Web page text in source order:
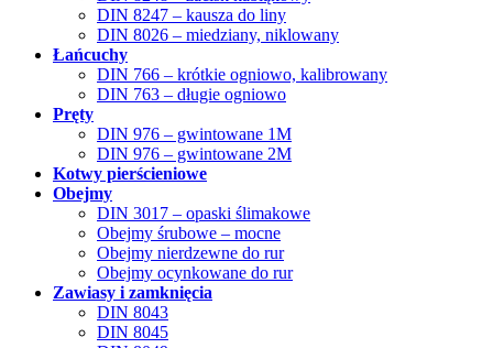
DIN 8247 – kausza do liny
DIN 8026 – miedziany, niklowany
Łańcuchy
DIN 766 – krótkie ogniowo, kalibrowany
DIN 763 – długie ogniowo
Pręty
DIN 976 – gwintowane 1M
DIN 976 – gwintowane 2M
Kotwy pierścieniowe
Obejmy
DIN 3017 – opaski ślimakowe
Obejmy śrubowe – mocne
Obejmy nierdzewne do rur
Obejmy ocynkowane do rur
Zawiasy i zamknięcia
DIN 8043
DIN 8045